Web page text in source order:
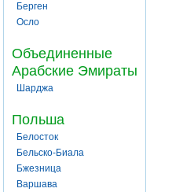
Берген
Осло
Объединенные
Арабские Эмираты
Шарджа
Польша
Белосток
Бельско-Биала
Бжезница
Варшава